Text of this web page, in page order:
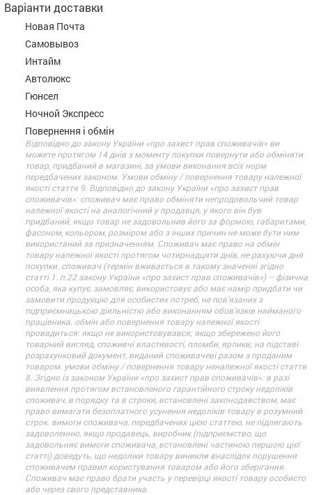
Варіанти доставки
Новая Почта
Самовывоз
Интайм
Автолюкс
Гюнсел
Ночной Экспресс
Повернення і обмін
Відповідно до закону України «про захист прав споживачів» ви
можете протягом 14 днів з моменту покупки повернути або обміняти
товар, придбаний в магазині, за умови виконання всіх норм
передбачених законом. Умови обміну / повернення товару належної
якості стаття 9. Відповідно до закону України «про захист прав
споживачів»: споживач має право обміняти непродовольчий товар
належної якості на аналогічний у продавця, у якого він був
придбаний, якщо товар не задовольнив його за формою, габаритами,
фасоном, кольором, розміром або з інших причин не може бути ним
використаний за призначенням. Споживач має право на обмін
товару належної якості протягом чотирнадцяти днів, не рахуючи дня
покупки. споживач (термін вживається в такому значенні згідно
статті 1. п.22 закону України «про захист прав споживачів») – фізична
особа, яка купує, замовляє, використовує або має намір придбати чи
замовити продукцію для особистих потреб, не пов’язаних з
підприємницькою діяльністю або виконанням обов’язків найманого
працівника. обмін або повернення товару належної якості
провадиться: якщо не використовувався; якщо збережено його
товарний вигляд, споживчі властивості, пломби, ярлики; на підставі
розрахунковий документ, виданий споживачеві разом з проданим
товаром. умови обміну / повернення товару неналежної якості стаття
8. Згідно із законом України «про захист прав споживачів»: в разі
виявлення протягом встановленого гарантійного строку недоліків
споживач, в порядку та в строки, встановлені законодавством, має
право вимагати безоплатного усунення недоліків товару в розумний
строк. вимоги споживача, передбачених цією статтею, не підлягають
задоволенню, якщо продавець, виробник (підприємство, що
задовольняє вимоги споживача, встановлені частиною першою цієї
статті) доведуть, що недоліки товару виникли внаслідок порушення
споживачем правил користування товаром або його зберігання.
Споживач має право брати участь у перевірці якості товару особисто
або через свого представника.